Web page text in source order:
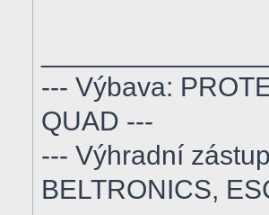
--- Výbava:
QUAD ---
--- Výhradní
BELTRONICS,